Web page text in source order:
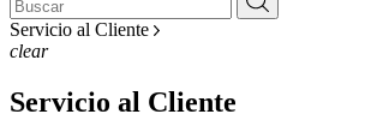
Servicio al Cliente
clear
Servicio al Cliente